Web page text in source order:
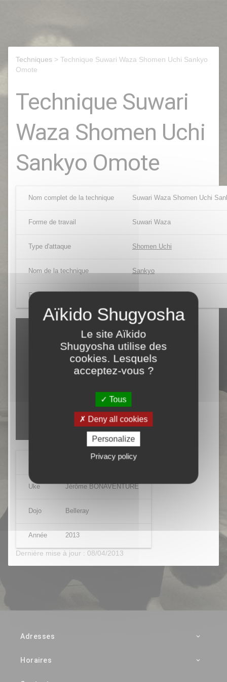
Techniques > Technique Suwari Waza Shomen Uchi Sankyo
Omote
Technique Suwari
Waza Shomen Uchi
Sankyo Omote
Nom complet de la technique Suwari Waza Shomen Uchi
Forme de travail Suwari Waza
Type d'attaque Shomen Uchi
Nom de la technique Sankyo
Forme / variante
Tori
Uke Jérôme BONAVENTURE
Dojo Belleray
Année 2013
Dernière mise à jour : 08/04/2013
Adresses
Horaires
Le site Aïkido
Shugyosha utilise des
cookies. Lesquels
acceptez-vous ?
Tous
Deny all cookies
Personalize
Privacy policy